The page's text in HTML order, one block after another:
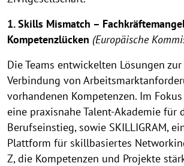
1. Skills Mismatch –
Kompetenzlücken (Europäische
Die Teams entwickelten Lösungen zur
Verbindung von
vorhandenen Kompetenzen. Im
eine praxisnahe Talent-Akademie für
Berufseinstieg, sowie SKILLIGRAM,
Plattform für skillbasiertes
Z, die Kompetenzen und Projekte